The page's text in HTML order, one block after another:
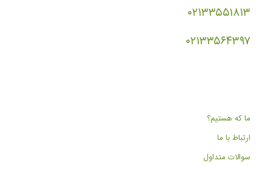
۰۲۱۳۳۵۵۱۸۱۳
۰۲۱۳۳۵۶۴۳۹۷
ما که هستیم؟
ارتباط با ما
سوالات متداول